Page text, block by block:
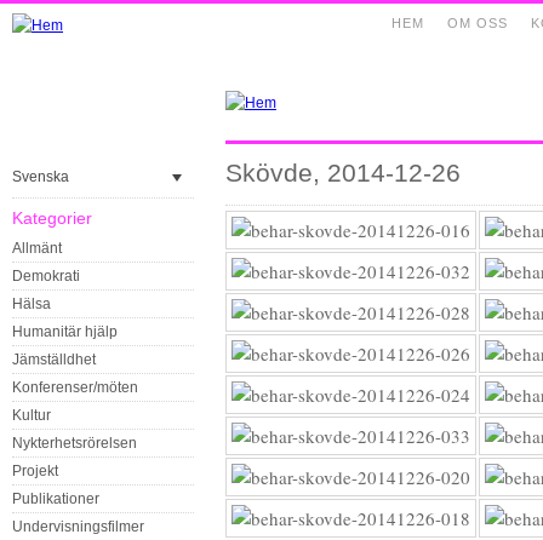
OM OSS
HEM
Svenska
Kategorier
Allmänt
Demokrati
Hälsa
Humanitär hjälp
Jämställdhet
Konferenser/möten
Kultur
Nykterhetsrörelsen
Projekt
Publikationer
Undervisningsfilmer
Skövde, 2014-12-26